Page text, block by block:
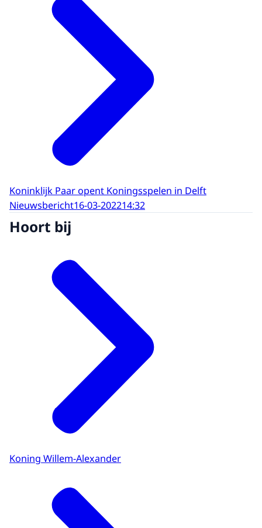
Koninklijk Paar opent Koningsspelen in Delft
Nieuwsbericht16-03-202214:32
Hoort bij
Koning Willem-Alexander